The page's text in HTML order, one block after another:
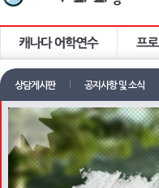
상담게시판 공지사항 및 소식